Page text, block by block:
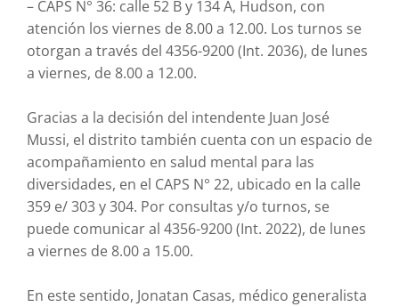
– CAPS N° 36: calle 52 B y 134 A, Hudson, con
atención los viernes de 8.00 a 12.00. Los turnos se
otorgan a través del 4356-9200 (Int. 2036), de lunes
a viernes, de 8.00 a 12.00.
Gracias a la decisión del intendente Juan José
Mussi, el distrito también cuenta con un espacio de
acompañamiento en salud mental para las
diversidades, en el CAPS N° 22, ubicado en la calle
359 e/ 303 y 304. Por consultas y/o turnos, se
puede comunicar al 4356-9200 (Int. 2022), de lunes
a viernes de 8.00 a 15.00.
En este sentido, Jonatan Casas, médico generalista